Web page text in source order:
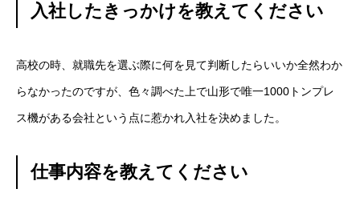
入社したきっかけを教えてください
高校の時、就職先を選ぶ際に何を見て判断したらいいか全然わか
らなかったのですが、色々調べた上で山形で唯一1000トンプレ
ス機がある会社という点に惹かれ入社を決めました。
仕事内容を教えてください